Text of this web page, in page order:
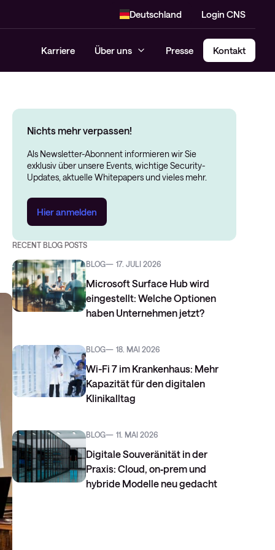
Deutschland Login CNS
Karriere Über uns Presse Kontakt
Nichts mehr verpassen!
Als Newsletter-Abonnent informieren wir Sie
exklusiv über unsere Events, wichtige Security-
Updates, aktuelle Whitepapers und vieles mehr.
Hier anmelden
RECENT BLOG POSTS
BLOG 17. JULI 2026
Microsoft Surface Hub wird
eingestellt: Welche Optionen
haben Unternehmen jetzt?
BLOG 18. MAI 2026
Wi-Fi 7 im Krankenhaus: Mehr
Kapazität für den digitalen
Klinikalltag
BLOG 11. MAI 2026
Digitale Souveränität in der
Praxis: Cloud, on‑prem und
hybride Modelle neu gedacht